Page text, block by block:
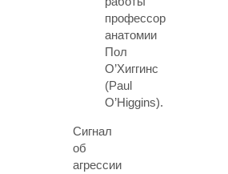
профессор
анатомии
Пол
О’Хиггинс
(Paul
O’Higgins).
Сигнал
об
агрессии